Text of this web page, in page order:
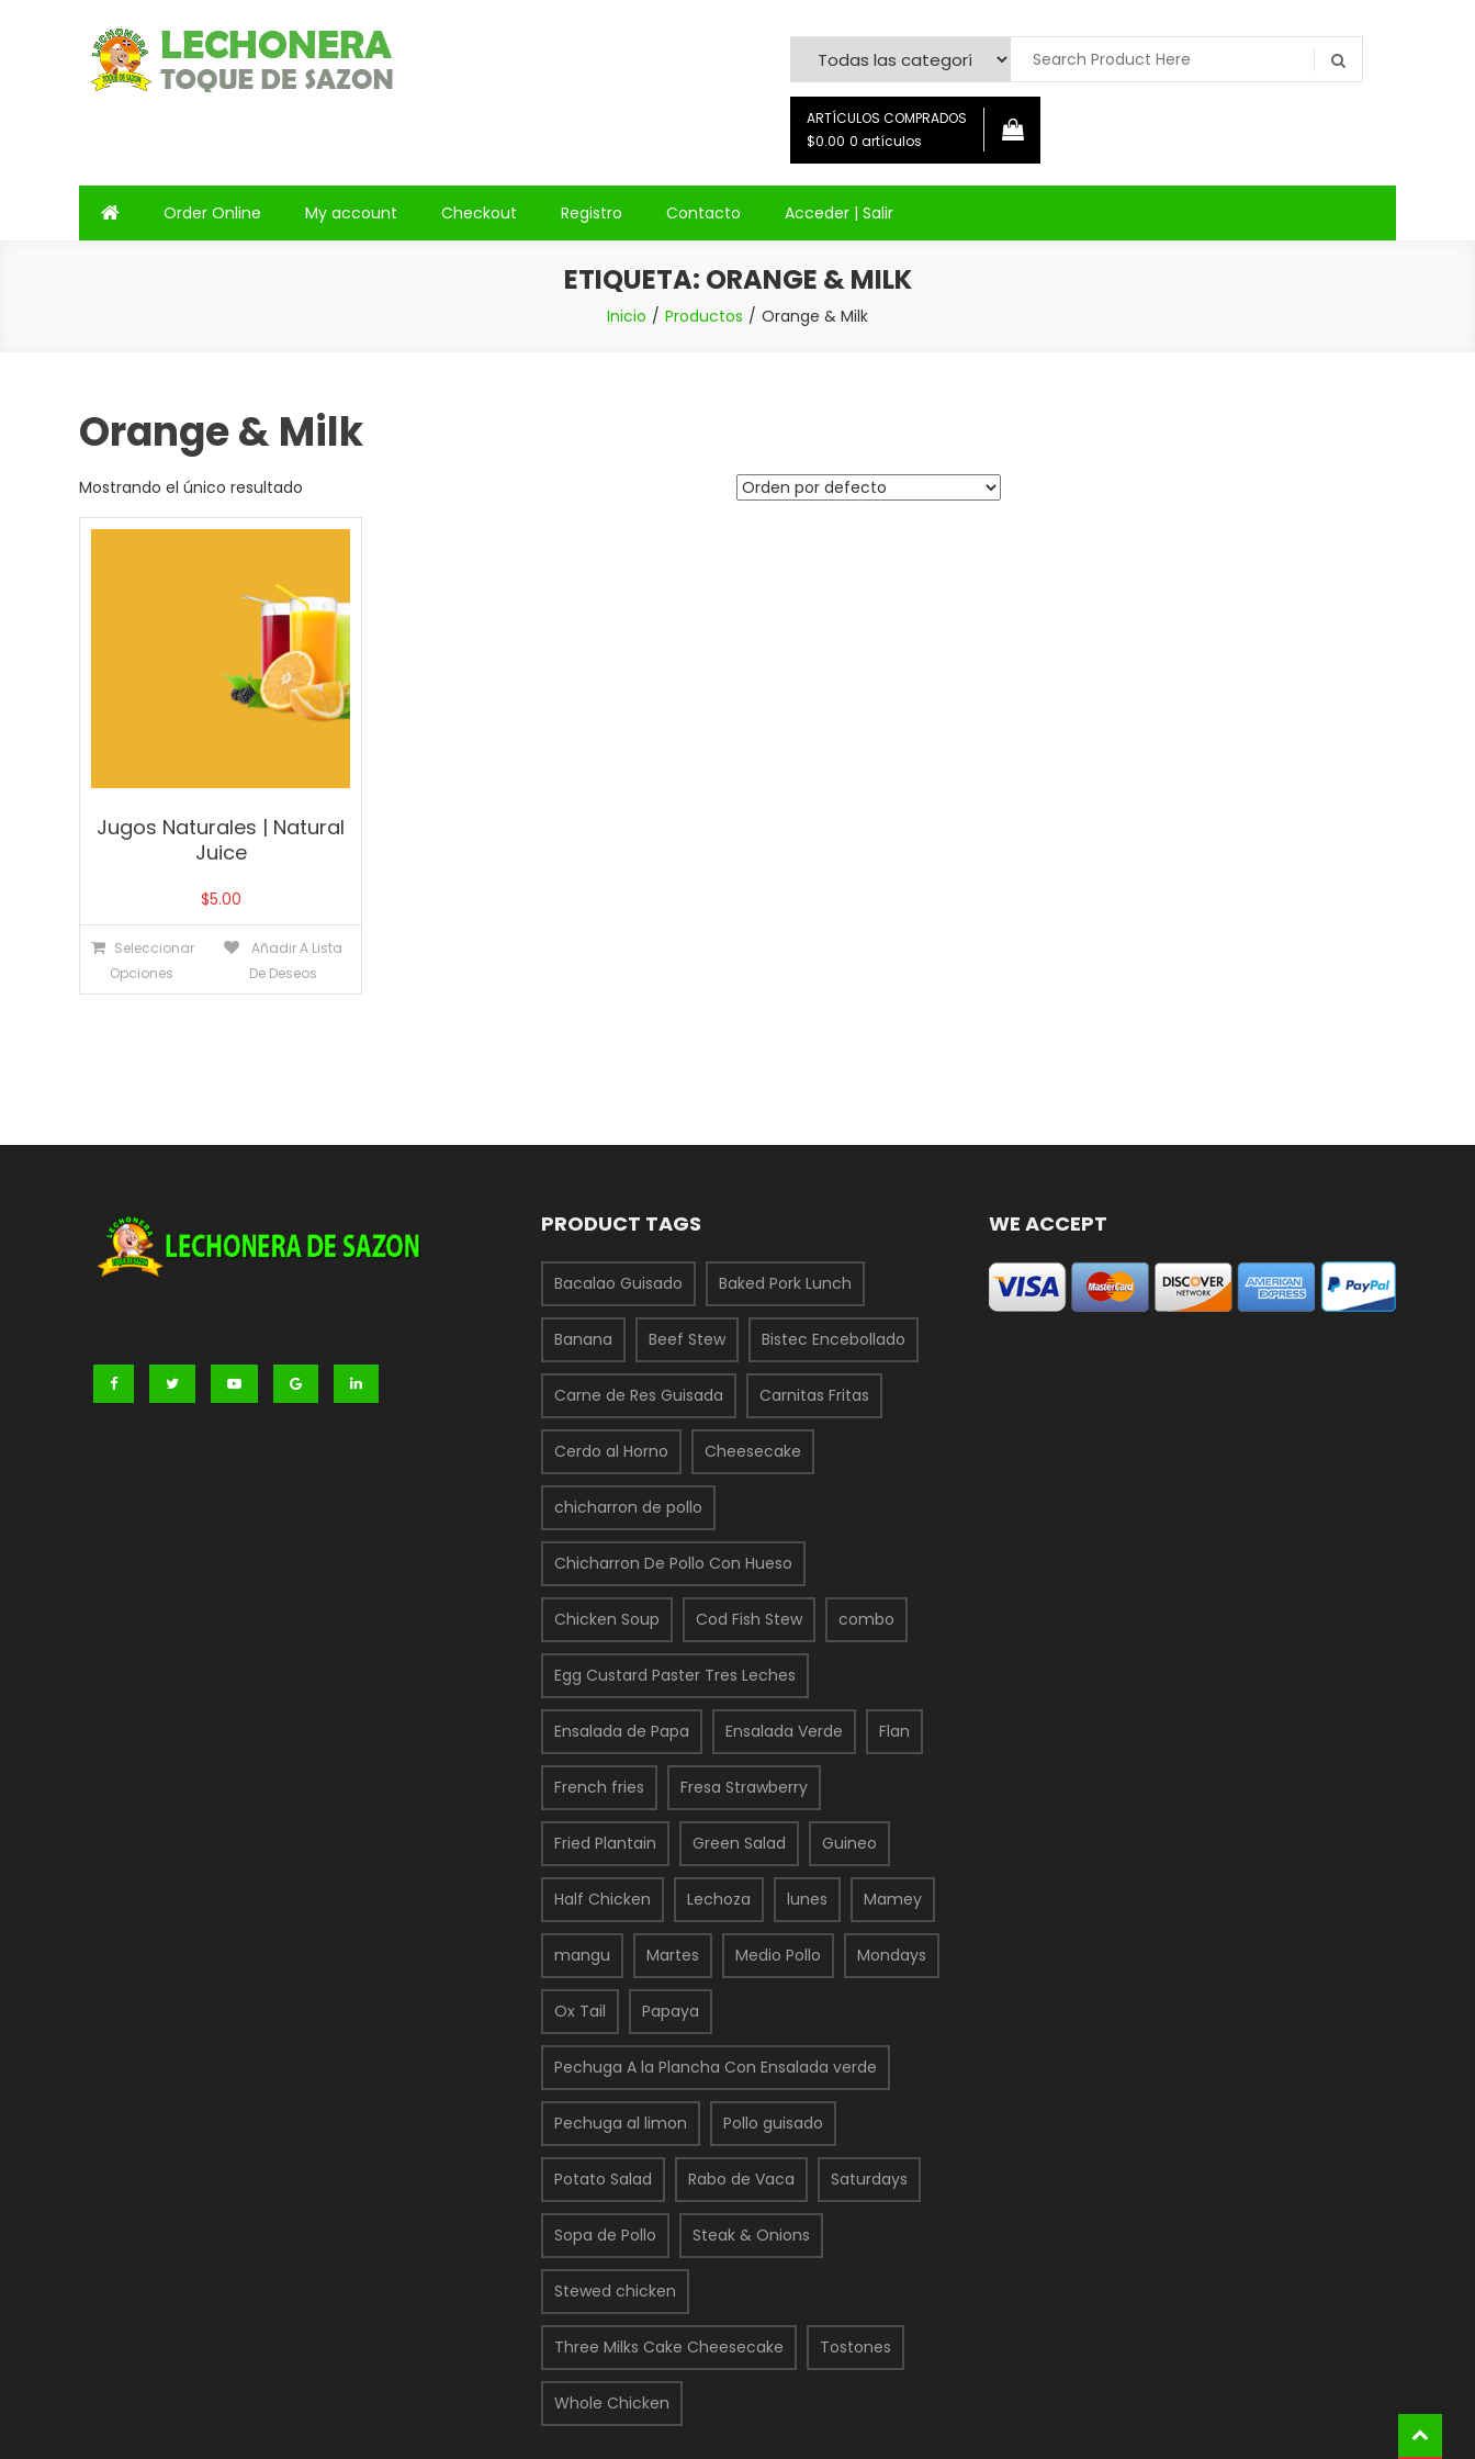
ARTÍCULOS COMPRADOS
$0.00 0 artículos
Order Online My account Checkout Registro Contacto Acceder | Salir
ETIQUETA: ORANGE & MILK
Inicio Productos Orange & Milk
Orange & Milk
Mostrando el único resultado
Jugos Naturales | Natural
Juice
$5.00
Seleccionar
Opciones
Añadir A Lista
De Deseos
PRODUCT TAGS
Bacalao Guisado Baked Pork Lunch
Banana Beef Stew Bistec Encebollado
Carne de Res Guisada Carnitas Fritas
Cerdo al Horno Cheesecake
chicharron de pollo
Chicharron De Pollo Con Hueso
Chicken Soup Cod Fish Stew combo
Egg Custard Paster Tres Leches
Ensalada de Papa Ensalada Verde Flan
French fries Fresa Strawberry
Fried Plantain Green Salad Guineo
Half Chicken Lechoza lunes Mamey
mangu Martes Medio Pollo Mondays
Ox Tail Papaya
Pechuga A la Plancha Con Ensalada verde
Pechuga al limon Pollo guisado
Potato Salad Rabo de Vaca Saturdays
Sopa de Pollo Steak & Onions
Stewed chicken
Three Milks Cake Cheesecake Tostones
Whole Chicken
WE ACCEPT